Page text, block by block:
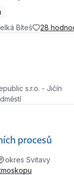
Bíteš 28
s.r.o. - Jičín
procesů
okres Svitavy